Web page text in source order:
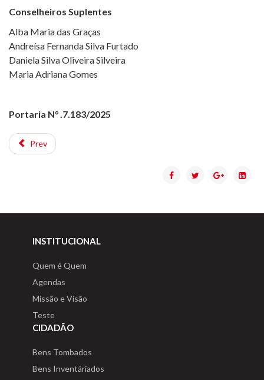
Conselheiros Suplentes
Alba Maria das Graças
Andreísa Fernanda Silva Furtado
Daniela Silva Oliveira Silveira
Maria Adriana Gomes
Portaria N° .7.183/2025
Prev
INSTITUCIONAL
Quem é Quem
Agendas
Missão e Visão
Teste
CIDADÃO
Bens Tombados
Bens Inventáriados